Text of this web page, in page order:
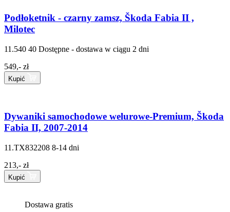
Podłoketnik - czarny zamsz, Škoda Fabia II ,
Milotec
11.540 40 Dostępne - dostawa w ciągu 2 dni
549,- zł
Kupić
Dywaniki samochodowe welurowe-Premium, Škoda
Fabia II, 2007-2014
11.TX832208 8-14 dni
213,- zł
Kupić
Dostawa gratis